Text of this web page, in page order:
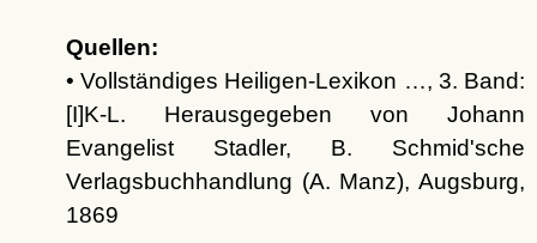
Quellen:
• Vollständiges Heiligen-Lexikon …, 3. Band:
[I]K-L. Herausgegeben von Johann
Evangelist Stadler, B. Schmid'sche
Verlagsbuchhandlung (A. Manz), Augsburg,
1869